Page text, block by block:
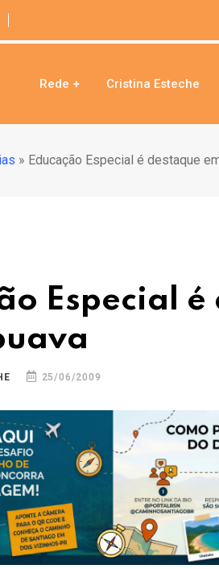
Rede + Cristina Esteche
» Educação Especial é destaque
Especial
25/06/2009